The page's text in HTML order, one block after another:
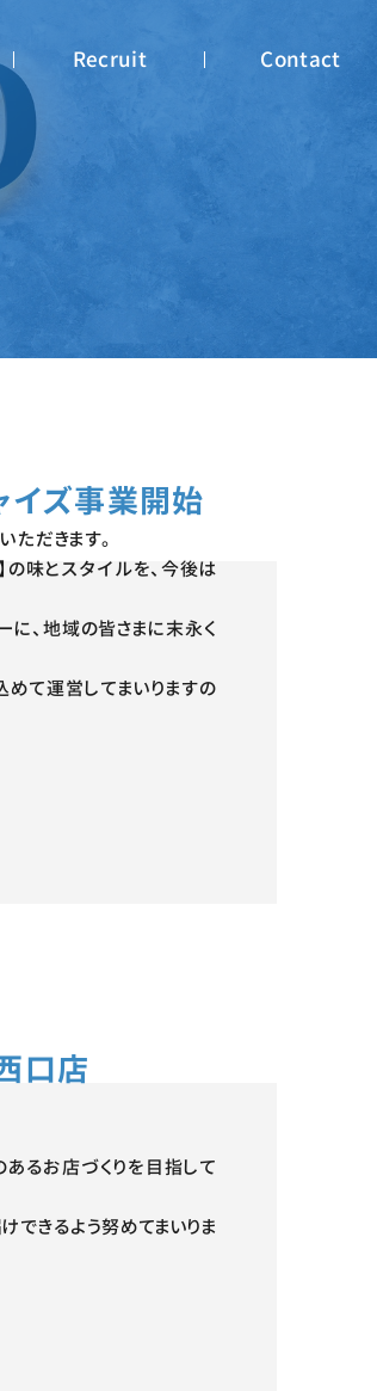
Recruit Contact
イズ事業開始
だきます。
味とスタイルを、今後は
に、地域の皆さまに末永く
て運営してまいりますの
口店
るお店づくりを目指して
できるよう努めてまいりま